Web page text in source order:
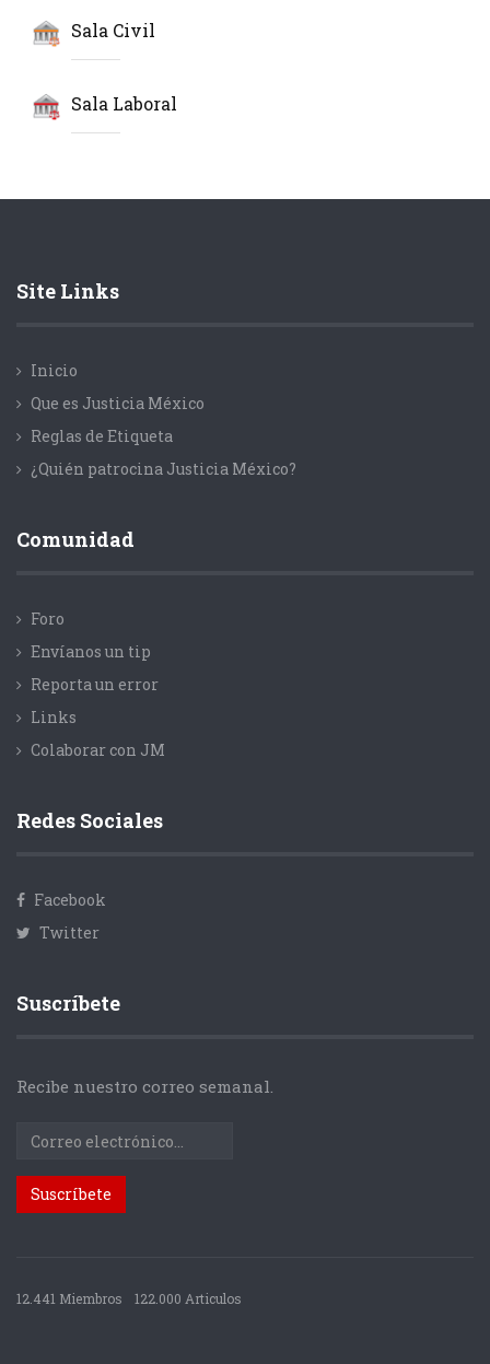
Sala Civil
Sala Laboral
Site Links
Inicio
Que es Justicia México
Reglas de Etiqueta
¿Quién patrocina Justicia México?
Comunidad
Foro
Envíanos un tip
Reporta un error
Links
Colaborar con JM
Redes Sociales
Facebook
Twitter
Suscríbete
Recibe nuestro correo semanal.
12.441 Miembros 122.000 Articulos